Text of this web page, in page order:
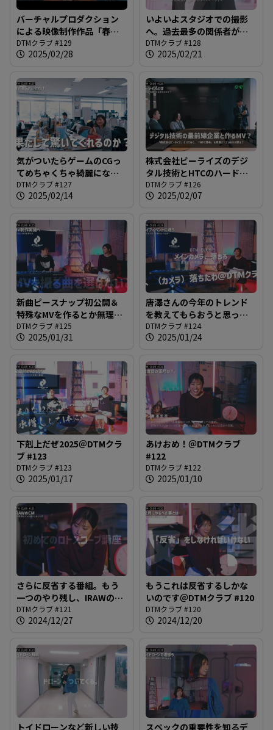
バーチャルプロダクション
による映像制作作品「春は
来る / DTM CLUB」完成披露
試写会＠DTMクラブ #129
DTMクラブ #129
2025/02/28
いよいよスタジオでの撮影
へ。過去最多の関係者が唐
澤さんを囲む事態に？？？
＠DTMクラブ #128
DTMクラブ #128
2025/02/21
気がついたらゲームのCGっ
てめちゃくちゃ綺麗になり
ましたよね？バーチャルプ
ロダクションの技術背景を
DTMクラブ #127
DTMクラブ #127
2025/02/14
株式会社ビーライズのデジ
タル技術とHTCのハードウ
ェアを駆使して作る、RCC初
のバーチャルプロダクショ
@DTMクラブ #126
DTMクラブ #126
2025/02/07
新曲ピースナップ初公開＆
特殊なMVを作るとか無理だ
と思っていた時代が我々に
もありました@DTMクラブ
DTMクラブ #125
2025/01/31
唐澤さんの今年のトレンド
を教えてもらおうと思った
らカメラが落ちた＠DTMク
ラブ #124
DTMクラブ #124
2025/01/24
下剋上だぜ2025＠DTMクラ
ブ #123
DTMクラブ #123
2025/01/17
あけおめ！＠DTMクラブ
#122
DTMクラブ #122
2025/01/10
さらに反省する番組。もう
一つのやり残し、IRAWのCM
の進捗は？＠DTMクラブ
#121
DTMクラブ #121
2024/12/27
もうこれは反省するしかな
いのです＠DTMクラブ #120
DTMクラブ #120
2024/12/20
トイドローンなど新しい技 スペックの重要性を知るデ